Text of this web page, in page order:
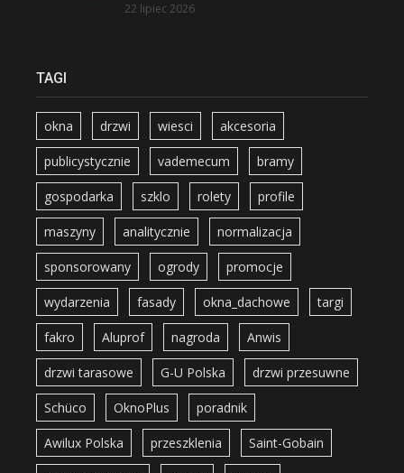
22 lipiec 2026
TAGI
okna drzwi wiesci akcesoria
publicystycznie vademecum bramy
gospodarka szklo rolety profile
maszyny analitycznie normalizacja
sponsorowany ogrody promocje
wydarzenia fasady okna_dachowe targi
fakro Aluprof nagroda Anwis
drzwi tarasowe G-U Polska drzwi przesuwne
Schüco OknoPlus poradnik
Awilux Polska przeszklenia Saint-Gobain